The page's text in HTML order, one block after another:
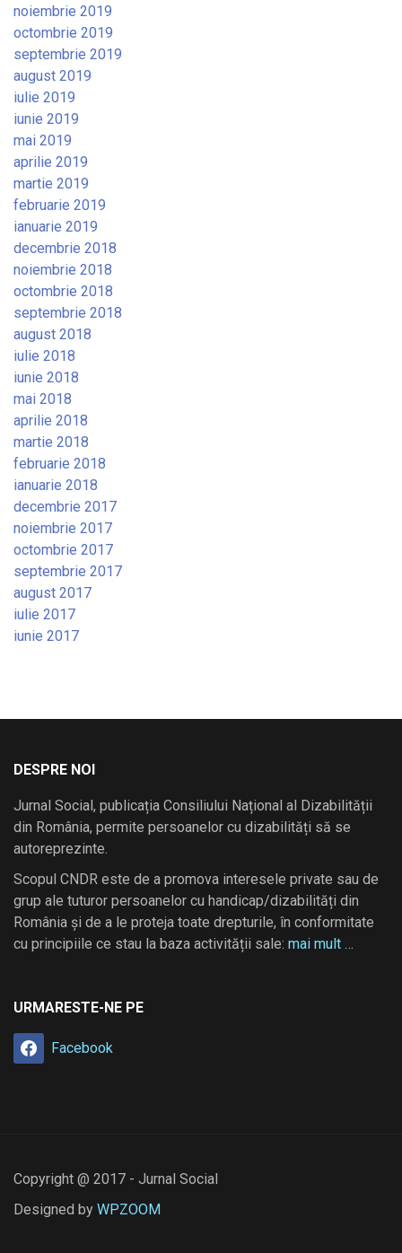
noiembrie 2019
octombrie 2019
septembrie 2019
august 2019
iulie 2019
iunie 2019
mai 2019
aprilie 2019
martie 2019
februarie 2019
ianuarie 2019
decembrie 2018
noiembrie 2018
octombrie 2018
septembrie 2018
august 2018
iulie 2018
iunie 2018
mai 2018
aprilie 2018
martie 2018
februarie 2018
ianuarie 2018
decembrie 2017
noiembrie 2017
octombrie 2017
septembrie 2017
august 2017
iulie 2017
iunie 2017
DESPRE NOI
Jurnal Social, publicația Consiliului Național al Dizabilității
din România, permite persoanelor cu dizabilități să se
autoreprezinte.
Scopul CNDR este de a promova interesele private sau de
grup ale tuturor persoanelor cu handicap/dizabilități din
România și de a le proteja toate drepturile, în conformitate
cu principiile ce stau la baza activității sale: mai mult …
URMARESTE-NE PE
Facebook
Copyright @ 2017 - Jurnal Social
Designed by WPZOOM